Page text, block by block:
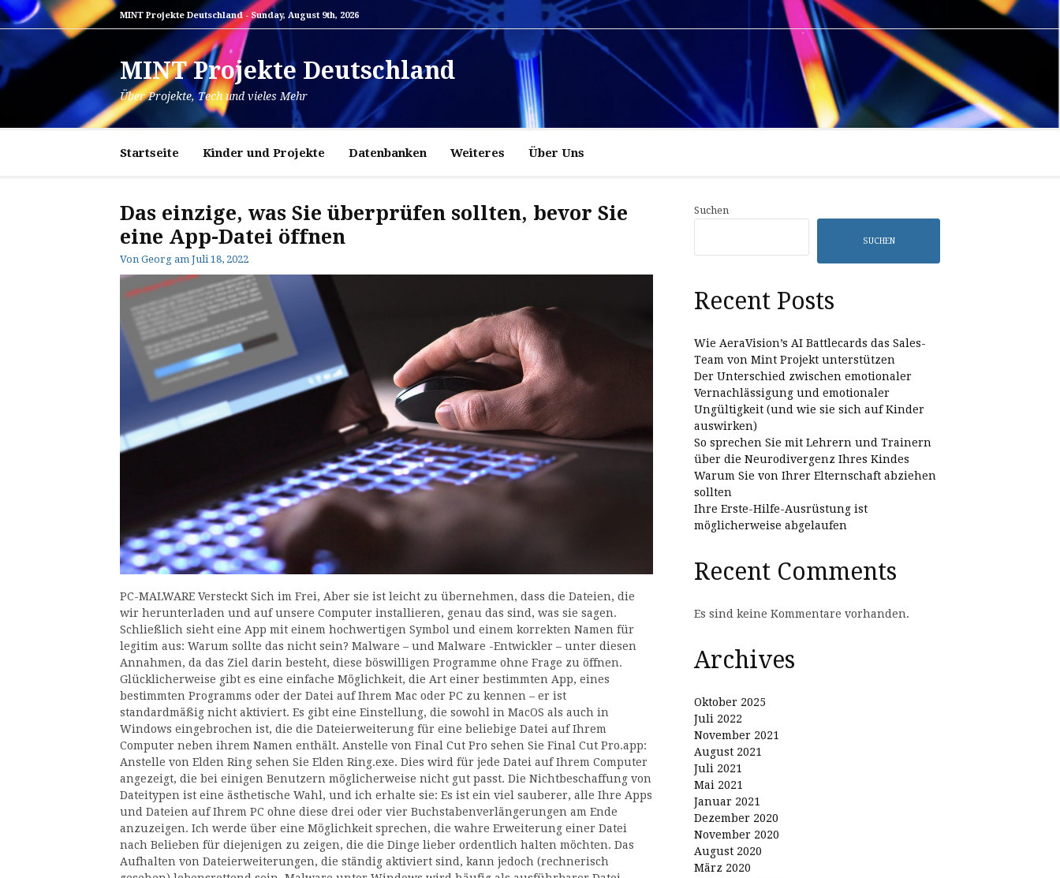
Zum
Inhalt
MINT Projekte Deutschland - Sunday, August 9th, 2026
Policy
Page
MINT Projekte Deutschland
Über Projekte, Tech und vieles Mehr
Startseite Kinder und Projekte Datenbanken Weiteres Über Uns
Das einzige, was Sie überprüfen sollten, bevor Sie
eine App-Datei öffnen
Von Georg am Juli 18, 2022
PC-MALWARE Versteckt Sich im Frei, Aber sie ist leicht zu übernehmen, dass die Dateien, die
wir herunterladen und auf unsere Computer installieren, genau das sind, was sie sagen.
Schließlich sieht eine App mit einem hochwertigen Symbol und einem korrekten Namen für
legitim aus: Warum sollte das nicht sein? Malware – und Malware -Entwickler – unter diesen
Annahmen, da das Ziel darin besteht, diese böswilligen Programme ohne Frage zu öffnen.
Glücklicherweise gibt es eine einfache Möglichkeit, die Art einer bestimmten App, eines
bestimmten Programms oder der Datei auf Ihrem Mac oder PC zu kennen – er ist
standardmäßig nicht aktiviert. Es gibt eine Einstellung, die sowohl in MacOS als auch in
Windows eingebrochen ist, die die Dateierweiterung für eine beliebige Datei auf Ihrem
Computer neben ihrem Namen enthält. Anstelle von Final Cut Pro sehen Sie Final Cut Pro.app:
Anstelle von Elden Ring sehen Sie Elden Ring.exe. Dies wird für jede Datei auf Ihrem Computer
angezeigt, die bei einigen Benutzern möglicherweise nicht gut passt. Die Nichtbeschaffung von
Dateitypen ist eine ästhetische Wahl, und ich erhalte sie: Es ist ein viel sauberer, alle Ihre Apps
und Dateien auf Ihrem PC ohne diese drei oder vier Buchstabenverlängerungen am Ende
anzuzeigen. Ich werde über eine Möglichkeit sprechen, die wahre Erweiterung einer Datei
nach Belieben für diejenigen zu zeigen, die die Dinge lieber ordentlich halten möchten. Das
Aufhalten von Dateierweiterungen, die ständig aktiviert sind, kann jedoch (rechnerisch
Suchen
SUCHEN
Recent Posts
Wie AeraVision’s AI Battlecards das Sales-
Team von Mint Projekt unterstützen
Der Unterschied zwischen emotionaler
Vernachlässigung und emotionaler
Ungültigkeit (und wie sie sich auf Kinder
auswirken)
So sprechen Sie mit Lehrern und Trainern
über die Neurodivergenz Ihres Kindes
Warum Sie von Ihrer Elternschaft abziehen
sollten
Ihre Erste-Hilfe-Ausrüstung ist
möglicherweise abgelaufen
Recent Comments
Es sind keine Kommentare vorhanden.
Archives
Oktober 2025
Juli 2022
November 2021
August 2021
Juli 2021
Mai 2021
Januar 2021
Dezember 2020
November 2020
August 2020
März 2020